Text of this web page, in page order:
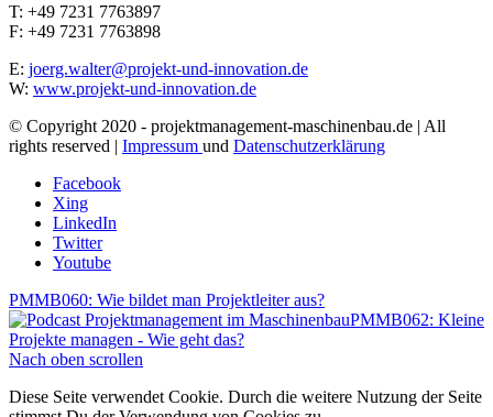
T: +49 7231 7763897
F: +49 7231 7763898
E: joerg.walter@projekt-und-innovation.de
W: www.projekt-und-innovation.de
© Copyright 2020 - projektmanagement-maschinenbau.de | All
rights reserved | Impressum und Datenschutzerklärung
Facebook
Xing
LinkedIn
Twitter
Youtube
PMMB060: Wie bildet man Projektleiter aus?
PMMB062: Kleine
Projekte managen - Wie geht das?
Nach oben scrollen
Diese Seite verwendet Cookie. Durch die weitere Nutzung der Seite